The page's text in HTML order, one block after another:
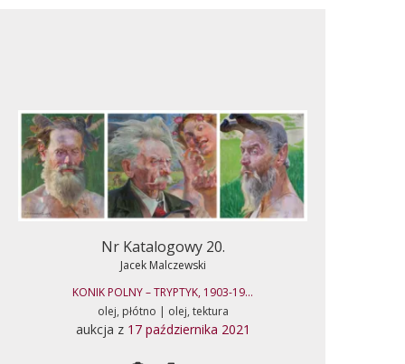
Nr Katalogowy 20.
Jacek Malczewski
KONIK POLNY – TRYPTYK, 1903-19...
olej, płótno | olej, tektura
aukcja z 17 października 2021